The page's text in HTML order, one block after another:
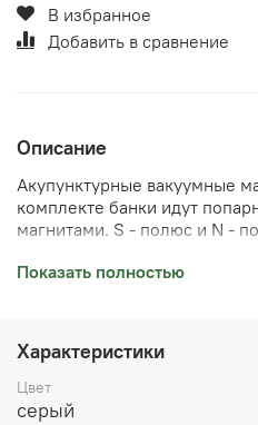
В избранное
Добавить в сравнение
Описание
Акупунктурные вакуумные
комплекте банки идут
магнитами. S - полюс и N -
применению множество
(необходимо использовать
врача).Больным с
Больные с гемофилией.
открытой раневой
Показать полностью
Характеристики
Цвет
серый